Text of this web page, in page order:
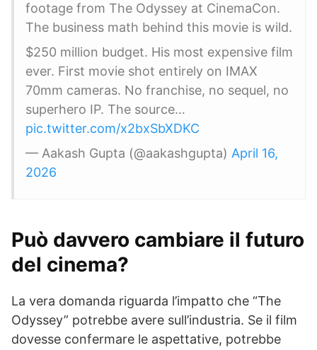
footage from The Odyssey at CinemaCon.
The business math behind this movie is wild.
$250 million budget. His most expensive film
ever. First movie shot entirely on IMAX
70mm cameras. No franchise, no sequel, no
superhero IP. The source…
pic.twitter.com/x2bxSbXDKC
— Aakash Gupta (@aakashgupta) April 16,
2026
Può davvero cambiare il futuro
del cinema?
La vera domanda riguarda l’impatto che “The
Odyssey” potrebbe avere sull’industria. Se il film
dovesse confermare le aspettative, potrebbe